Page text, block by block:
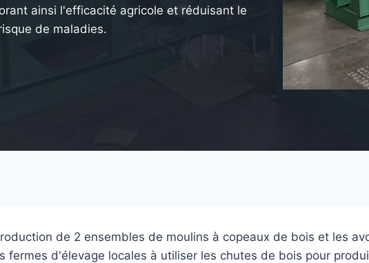
ainsi l'efficacité agricole et réduisant le
de maladies.
de 2 ensembles de moulins à copeaux de bois et les
fermes d'élevage locales à utiliser les chutes de bois pour